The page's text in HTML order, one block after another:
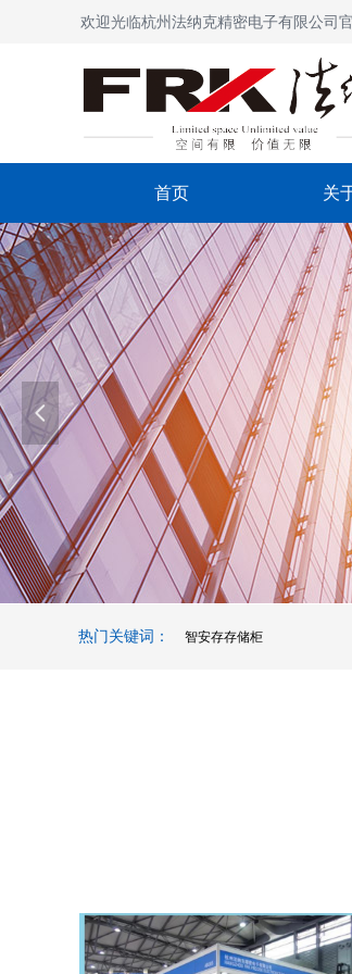
넳
首页 关
欢迎光临杭州法纳克精密电子有限公司
热门关键词： 智安存存储柜